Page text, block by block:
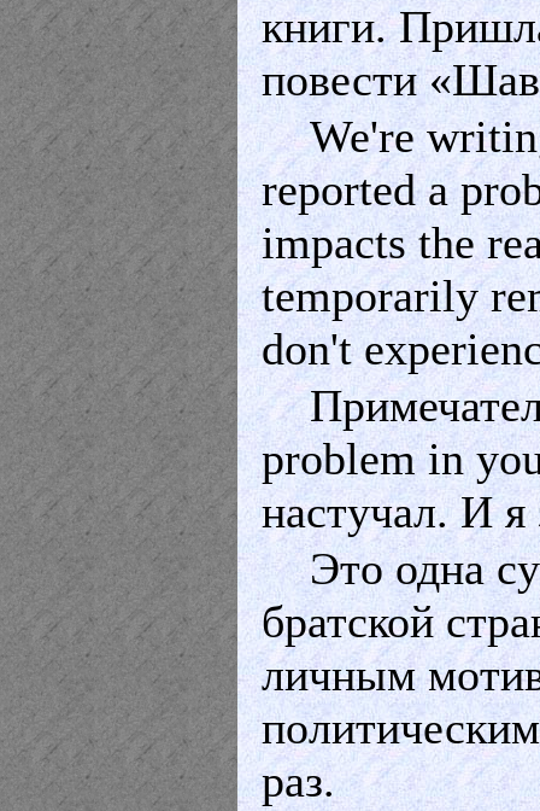
книги.
повести
We're
reported a
impacts the
temporarily
don't
problem in
настучал. И
Это одна
братской
личным
раз.